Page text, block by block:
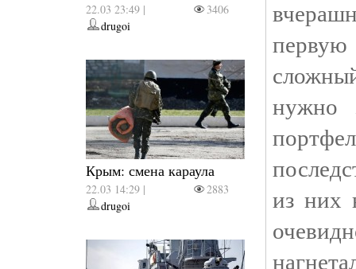
22.03 23:49 |
3406
drugoi
Крым: смена караула
22.03 14:29 |
2883
drugoi
первую
нужно
из них